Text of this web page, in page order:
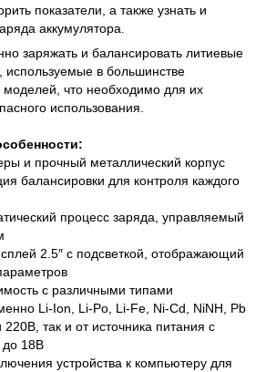
показатели, а также узнать и
аккумулятора.
заряжать и балансировать литиевые
используемые в большинстве
что необходимо для их
использования.
и прочный металлический корпус
балансировки для контроля каждого
процесс заряда, управляемый
2.5″ с подсветкой, отображающий
с различными типами
Li-Ion, Li-Po, Li-Fe, Ni-Cd, NiNH, Pb
220В, так и от источника питания с
до 18В
устройства к компьютеру для